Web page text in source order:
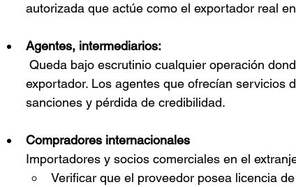
autorizada que actúe como el exportador real
Agentes, intermediarios:
exportador. Los agentes que ofrecían servicios
sanciones y pérdida de credibilidad.
Compradores internacionales
Importadores y socios comerciales en el
Verificar que el proveedor posea licencia